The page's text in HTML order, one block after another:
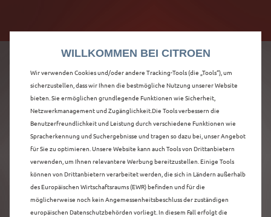
ENTDECKEN SIE ALLE
C5 X NEUWAGEN IN
LANGENFELD
(RHEINLAND)
WILLKOMMEN BEI CITROEN
Wir verwenden Cookies und/oder andere Tracking-Tools (die „Tools“), um
sicherzustellen, dass wir Ihnen die bestmögliche Nutzung unserer Website
bieten. Sie ermöglichen grundlegende Funktionen wie Sicherheit,
Netzwerkmanagement und Zugänglichkeit.Die Tools verbessern die
Benutzerfreundlichkeit und Leistung durch verschiedene Funktionen wie
Spracherkennung und Suchergebnisse und tragen so dazu bei, unser Angebot
für Sie zu optimieren. Unsere Website kann auch Tools von Drittanbietern
verwenden, um Ihnen relevantere Werbung bereitzustellen. Einige Tools
können von Drittanbietern verarbeitet werden, die sich in Ländern außerhalb
des Europäischen Wirtschaftsraums (EWR) befinden und für die
möglicherweise noch kein Angemessenheitsbeschluss der zuständigen
europäischen Datenschutzbehörden vorliegt. In diesem Fall erfolgt die